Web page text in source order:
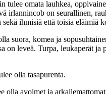
tulee omata lauhkea,
irlannincob on seurallinen,
sekä ihmisiä että toisia eläimiä
suora, komea ja
on leveä. Turpa, leukaperät ja
olla tasapurenta.
olla avoimet ja